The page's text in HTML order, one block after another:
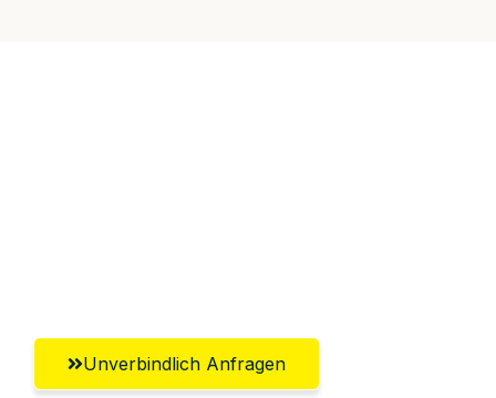
Unverbindlich Anfragen